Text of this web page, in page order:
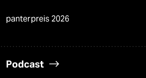
panterpreis 2026
Podcast